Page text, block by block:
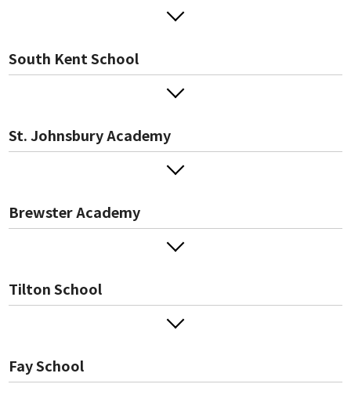
South Kent School
St. Johnsbury Academy
Brewster Academy
Tilton School
Fay School